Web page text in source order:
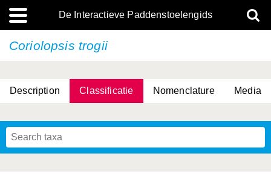
De Interactieve Paddenstoelengids
Coriolopsis trogii
Description Classificatie Nomenclature Media